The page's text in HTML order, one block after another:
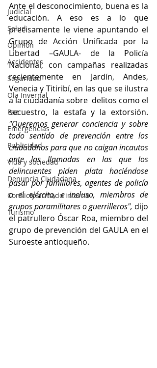
Judicial
Salud
Opinión
Accidentes
Seguridad
Ola Invernal
Paz
Emergencias
Publicidad
Vida y sociedad
Denuncia Ciudadana
Conflicto armado interno
Turismo
Ante el desconocimiento, buena es la
educación. A eso es a lo que
precisamente le viene apuntando el
Grupo de Acción Unificada por la
Libertad –GAULA- de la Policía
Nacional, con campañas realizadas
recientemente en Jardín, Andes,
Venecia y Titiribí, en las que se ilustra
a la ciudadanía sobre  delitos como el
"Queremos generar conciencia y sobre
todo sentido de prevención entre los
ciudadanos para que no caigan incautos
ante las llamadas en las que los
delincuentes piden plata haciéndose
pasar por familiares, agentes de policía
o el ejército, e incluso, miembros de
grupos paramilitares o guerrilleros", dijo
el patrullero Óscar Roa, miembro del
grupo de prevención del GAULA en el
Suroeste antioqueño.